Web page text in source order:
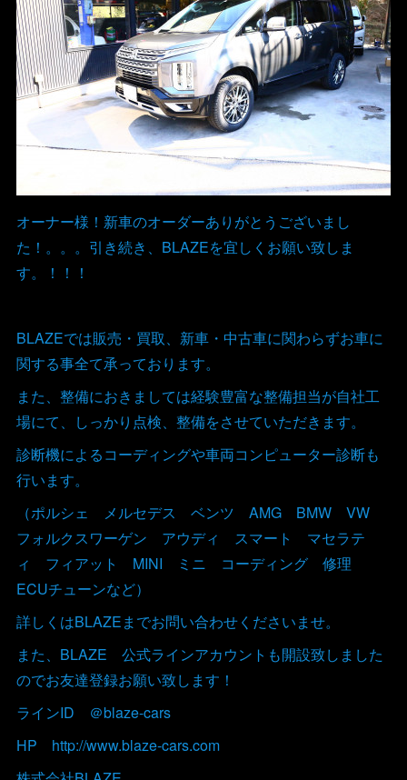
オーナー様！新車のオーダーありがとうございまし
た！。。。引き続き、BLAZEを宜しくお願い致しま
す。！！！
BLAZEでは販売・買取、新車・中古車に関わらずお車に
関する事全て承っております。
また、整備におきましては経験豊富な整備担当が自社工
場にて、しっかり点検、整備をさせていただきます。
診断機によるコーディングや車両コンピューター診断も
行います。
（ポルシェ メルセデス ベンツ AMG BMW VW
フォルクスワーゲン アウディ スマート マセラテ
ィ フィアット MINI ミニ コーディング 修理
ECUチューンなど）
詳しくはBLAZEまでお問い合わせくださいませ。
また、BLAZE 公式ラインアカウントも開設致しました
のでお友達登録お願い致します！
ラインID ＠blaze-cars
HP http://www.blaze-cars.com